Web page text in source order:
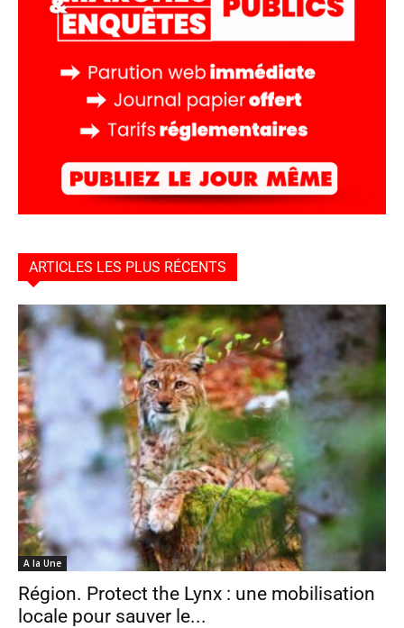
ARTICLES LES PLUS RÉCENTS
A la Une
Région. Protect the Lynx : une mobilisation
locale pour sauver le...